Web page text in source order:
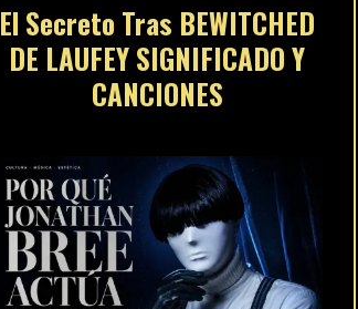
El Secreto Tras BEWITCHED
DE LAUFEY SIGNIFICADO Y
CANCIONES